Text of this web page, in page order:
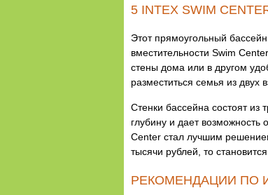
5 INTEX SWIM
Этот прямоугольный
вместительности Swim
стены дома или в другом
разместиться семья из двух
Стенки бассейна состоят из
глубину и дает возможность
Center стал лучшим
тысячи рублей, то
РЕКОМЕНДАЦИИ ПО